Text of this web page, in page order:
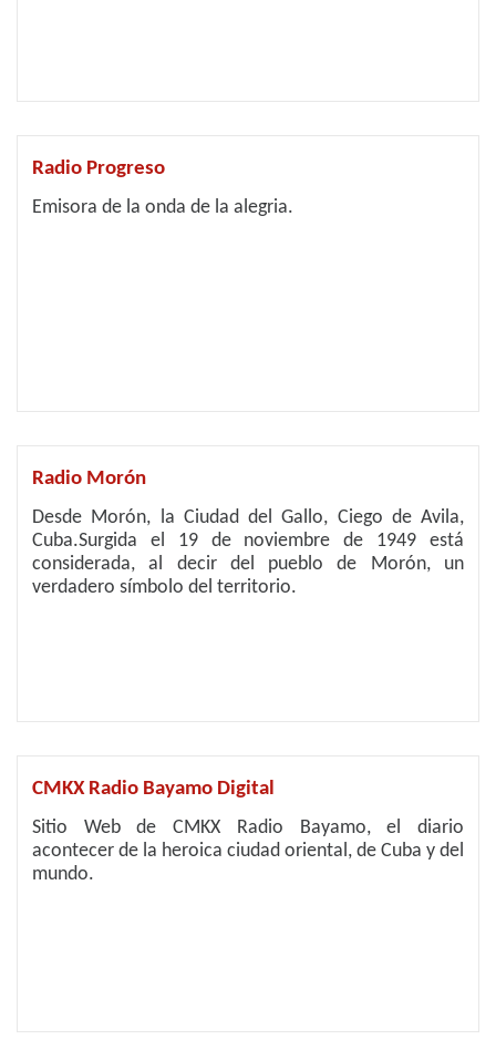
Radio Progreso
Emisora de la onda de la alegria.
Radio Morón
Desde Morón, la Ciudad del Gallo, Ciego de Avila,
Cuba.Surgida el 19 de noviembre de 1949 está
considerada, al decir del pueblo de Morón, un
verdadero símbolo del territorio.
CMKX Radio Bayamo Digital
Sitio Web de CMKX Radio Bayamo, el diario
acontecer de la heroica ciudad oriental, de Cuba y del
mundo.